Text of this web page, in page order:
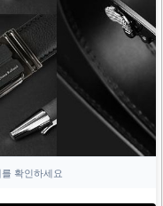
확인하세요